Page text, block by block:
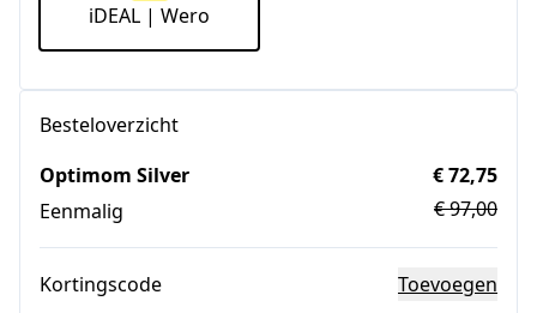
iDEAL | Wero
Besteloverzicht
Optimom Silver
Eenmalig
€ 72,75
€ 97,00
Kortingscode Toevoegen